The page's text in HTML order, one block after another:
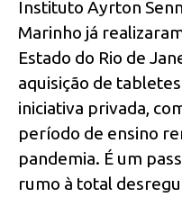
Instituto Ayrton
Marinho já
Estado do Rio de
aquisição de
iniciativa privada,
período de ensino
pandemia. É um
rumo à total